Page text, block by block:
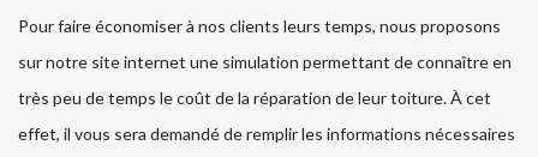
Pour faire économiser à nos clients leurs temps, nous proposons
sur notre site internet une simulation permettant de connaître en
très peu de temps le coût de la réparation de leur toiture. À cet
effet, il vous sera demandé de remplir les informations nécessaires